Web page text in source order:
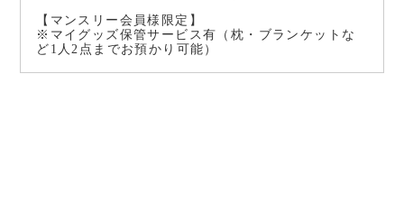
【マンスリー会員様限定】
※マイグッズ保管サービス有（枕・ブランケットな
ど1人2点までお預かり可能）